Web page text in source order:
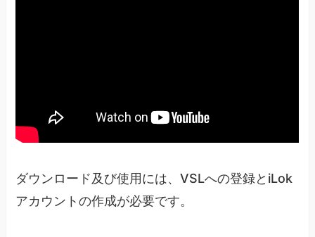
ダウンロード及び使用には、VSLへの登録とiLok
アカウントの作成が必要です。